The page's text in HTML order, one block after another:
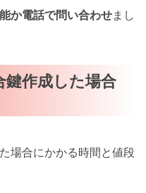
か電話で問い合わせまし
作成した場合
場合にかかる時間と値段